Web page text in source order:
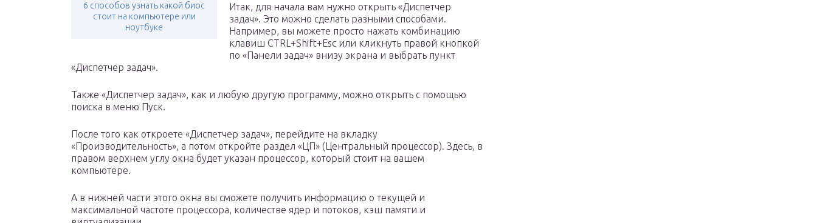
6 способов узнать какой биос
стоит на компьютере или
ноутбуке
Итак, для начала вам нужно открыть «Диспетчер
задач». Это можно сделать разными способами.
Например, вы можете просто нажать комбинацию
клавиш CTRL+Shift+Esc или кликнуть правой кнопкой
по «Панели задач» внизу экрана и выбрать пункт
«Диспетчер задач».
Также «Диспетчер задач», как и любую другую программу, можно открыть с помощью
поиска в меню Пуск.
После того как откроете «Диспетчер задач», перейдите на вкладку
«Производительность», а потом откройте раздел «ЦП» (Центральный процессор). Здесь, в
правом верхнем углу окна будет указан процессор, который стоит на вашем
компьютере.
А в нижней части этого окна вы сможете получить информацию о текущей и
максимальной частоте процессора, количестве ядер и потоков, кэш памяти и